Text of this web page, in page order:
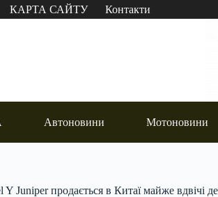
КАРТА САЙТУ Контакти
Автоновини Мотоновини
Y Juniper продається в Китаї майже